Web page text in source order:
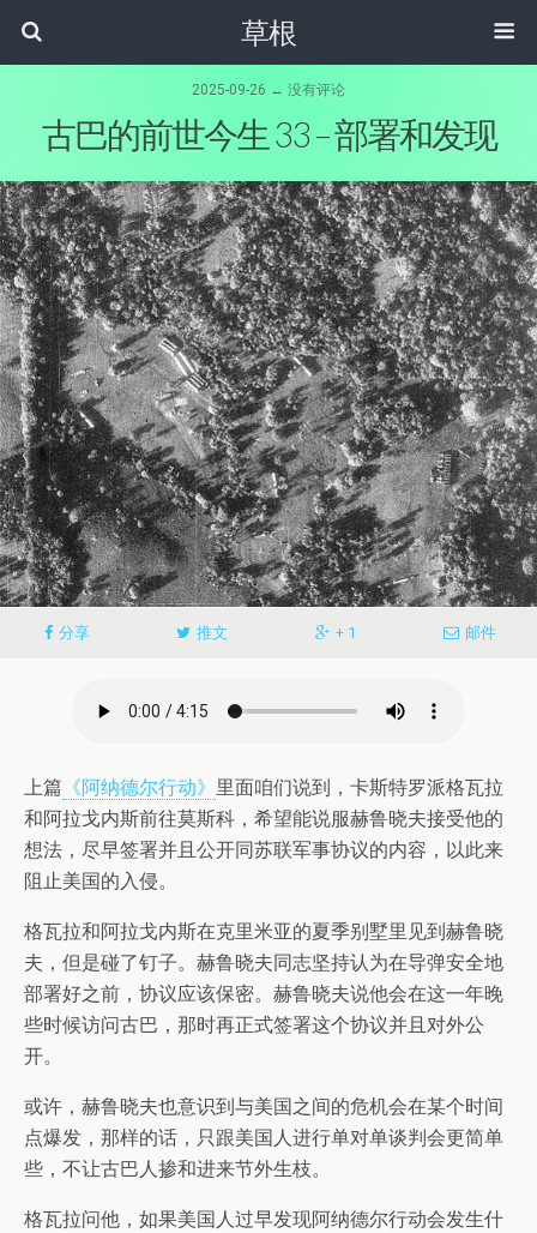
草根
2025-09-26 ↔ 没有评论
古巴的前世今生 33 – 部署和发现
分享 推文 + 1 邮件
上篇 《阿纳德尔行动》 里面咱们说到，卡斯特罗派格瓦拉
和阿拉戈内斯前往莫斯科，希望能说服赫鲁晓夫接受他的
想法，尽早签署并且公开同苏联军事协议的内容，以此来
阻止美国的入侵。
格瓦拉和阿拉戈内斯在克里米亚的夏季别墅里见到赫鲁晓
夫，但是碰了钉子。赫鲁晓夫同志坚持认为在导弹安全地
部署好之前，协议应该保密。赫鲁晓夫说他会在这一年晚
些时候访问古巴，那时再正式签署这个协议并且对外公
开。
或许，赫鲁晓夫也意识到与美国之间的危机会在某个时间
点爆发，那样的话，只跟美国人进行单对单谈判会更简单
些，不让古巴人掺和进来节外生枝。
格瓦拉问他，如果美国人过早发现阿纳德尔行动会发生什